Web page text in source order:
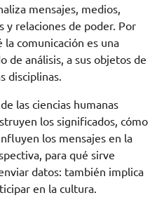
mensajes, medios,
y relaciones de poder. Por
la comunicación es una
de análisis, a sus objetos de
disciplinas.
las ciencias humanas
los significados, cómo
los mensajes en la
para qué sirve
datos: también implica
en la cultura.